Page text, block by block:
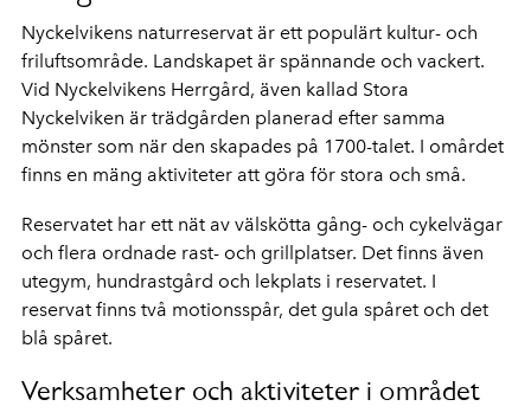
Nyckelvikens naturreservat är ett populärt kultur- och
friluftsområde. Landskapet är spännande och vackert.
Vid Nyckelvikens Herrgård, även kallad Stora
Nyckelviken är trädgården planerad efter samma
mönster som när den skapades på 1700-talet. I omårdet
finns en mäng aktiviteter att göra för stora och små.
Reservatet har ett nät av välskötta gång- och cykelvägar
och flera ordnade rast- och grillplatser. Det finns även
utegym, hundrastgård och lekplats i reservatet. I
reservat finns två motionsspår, det gula spåret och det
blå spåret.
Verksamheter och aktiviteter i området